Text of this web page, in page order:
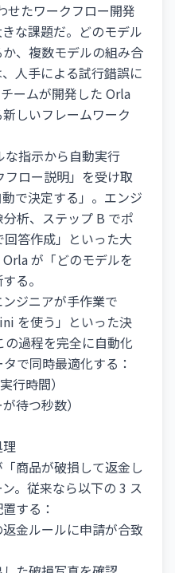
せたワークフロー開発
な課題だ。どのモデル
、複数モデルの組み合
人手による試行錯誤に
ームが開発した Orla
しいフレームワーク
指示から自動実行
ロー説明」を受け取
で決定する」。エンジ
析、ステップ B でポ
回答作成」といった大
が「どのモデルを
る。
ジニアが手作業で
を使う」といった決
過程を完全に自動化
で同時最適化する：
行時間）
待つ秒数）
商品が破損して返金し
。従来なら以下の 3 ス
する：
金ルールに申請が合致